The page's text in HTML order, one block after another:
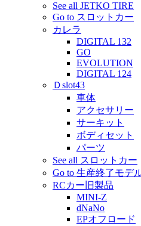
See all JETKO TIRE
Go to スロットカー
カレラ
DIGITAL 132
GO
EVOLUTION
DIGITAL 124
Ｄslot43
車体
アクセサリー
サーキット
ボディセット
パーツ
See all スロットカー
Go to 生産終了モデ
RCカー旧製品
MINI-Z
dNaNo
EPオフロード